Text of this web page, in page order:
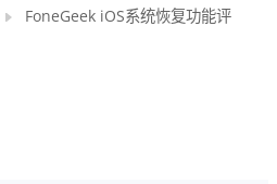
FoneGeek iOS系统恢复功能评